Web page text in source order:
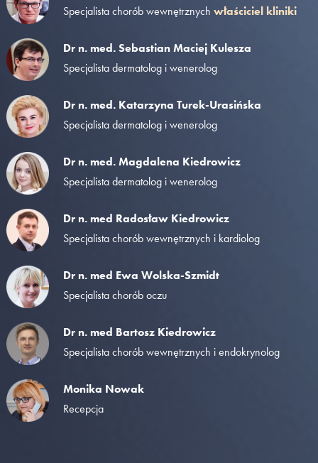
Specjalista chorób wewnętrznych właściciel kliniki
Dr n. med. Sebastian Maciej Kulesza
Specjalista dermatolog i wenerolog
Dr n. med. Katarzyna Turek-Urasińska
Specjalista dermatolog i wenerolog
Dr n. med. Magdalena Kiedrowicz
Specjalista dermatolog i wenerolog
Dr n. med Radosław Kiedrowicz
Specjalista chorób wewnętrznych i kardiolog
Dr n. med Ewa Wolska-Szmidt
Specjalista chorób oczu
Dr n. med Bartosz Kiedrowicz
Specjalista chorób wewnętrznych i endokrynolog
Monika Nowak
Recepcja